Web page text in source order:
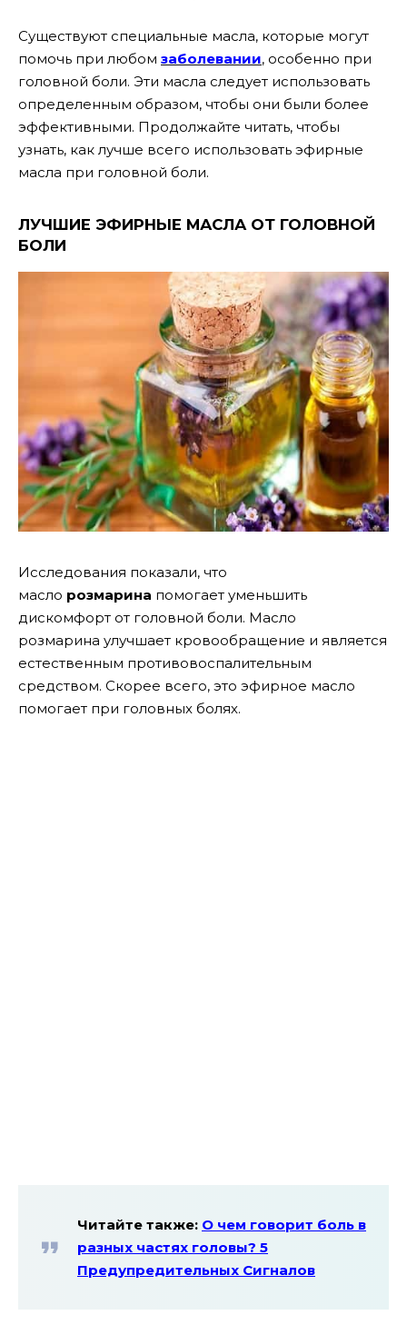
Существуют специальные масла, которые могут
помочь при любом заболевании, особенно при
головной боли. Эти масла следует использовать
определенным образом, чтобы они были более
эффективными. Продолжайте читать, чтобы
узнать, как лучше всего использовать эфирные
масла при головной боли.
ЛУЧШИЕ ЭФИРНЫЕ МАСЛА ОТ ГОЛОВНОЙ
БОЛИ
Исследования показали, что
масло розмарина помогает уменьшить
дискомфорт от головной боли. Масло
розмарина улучшает кровообращение и является
естественным противовоспалительным
средством. Скорее всего, это эфирное масло
помогает при головных болях.
Читайте также: О чем говорит боль в
разных частях головы? 5
Предупредительных Сигналов